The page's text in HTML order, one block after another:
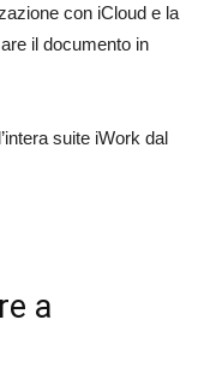
con iCloud e la
il documento in
suite iWork dal
a